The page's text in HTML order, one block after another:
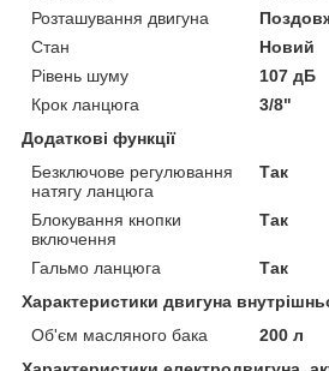
Розташування двигуна
Стан
Новий
Рівень шуму
107 дБ
Крок ланцюга
3/8"
Додаткові функції
Безключове регулювання
натягу ланцюга
Так
Блокування кнопки
включення
Так
Гальмо ланцюга
Так
Характеристики двигуна
Об'єм масляного бака
200 л